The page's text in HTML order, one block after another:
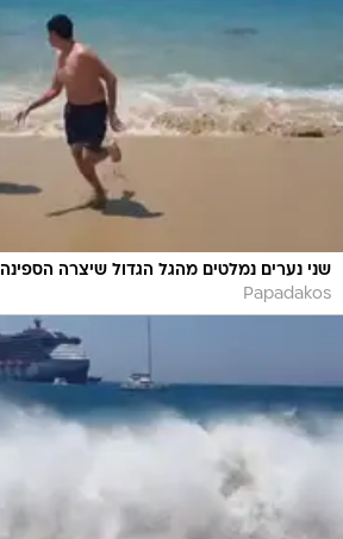
שני נערים נמלטים מהגל הגדול שיצרה הספינה
Papadakos